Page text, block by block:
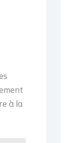
à la